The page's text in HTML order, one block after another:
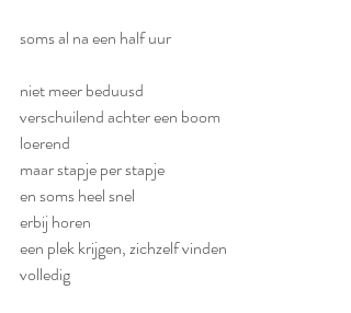
soms al na een half uur
niet meer beduusd
verschuilend achter een boom
loerend
maar stapje per stapje
en soms heel snel
erbij horen
een plek krijgen, zichzelf vinden
volledig